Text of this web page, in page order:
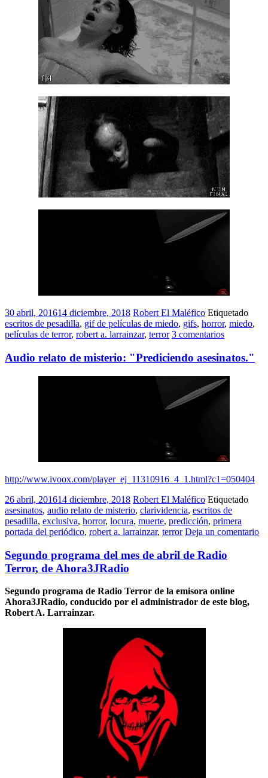
30 abril, 201614 diciembre, 2018 Robert El Maléfico Etiquetado
escritos de pesadilla, gif de películas de miedo, gifs, horror, miedo,
películas de terror, robert a. larrainzar, terror 3 comentarios
Audio relato de misterio: "Prediciendo asesinatos."
http://www.ivoox.com/player_ej_11310916_4_1.html?c1=050404
26 abril, 201614 diciembre, 2018 Robert El Maléfico Etiquetado
asesinatos, audio relato de misterio, clarividencia, escritos de
pesadilla, exclusiva, horror, locura, muerte, predicción, primera
portada del periódico, robert a. larrainzar, terror Deja un comentario
Segundo programa del mes de abril de Radio
Terror, de Ahora3JRadio
Segundo programa de Radio Terror de la emisora online
Ahora3JRadio, conducido por el administrador de este blog,
Robert A. Larrainzar.